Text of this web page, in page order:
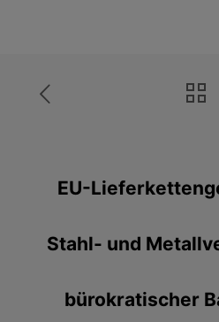
EU-
Stahl- und
bürokratischer